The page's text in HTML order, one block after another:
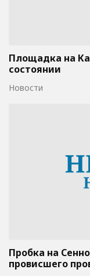
Площадка на
состоянии
Новости
Пробка на
провисшего